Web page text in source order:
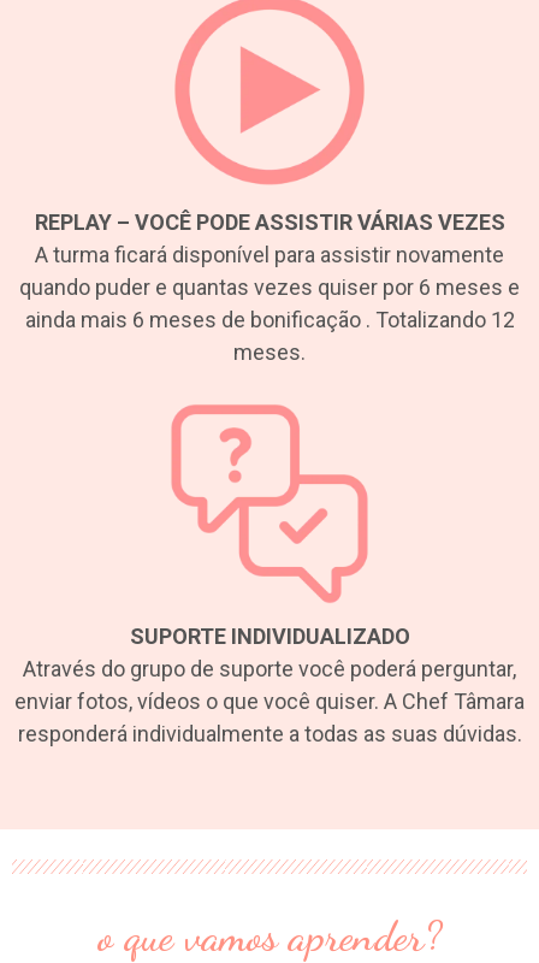
REPLAY – VOCÊ PODE ASSISTIR VÁRIAS VEZES
A turma ficará disponível para assistir novamente
quando puder e quantas vezes quiser por 6 meses e
ainda mais 6 meses de bonificação . Totalizando 12
meses.
SUPORTE INDIVIDUALIZADO
Através do grupo de suporte você poderá perguntar,
enviar fotos, vídeos o que você quiser. A Chef Tâmara
responderá individualmente a todas as suas dúvidas.
o que vamos aprender?